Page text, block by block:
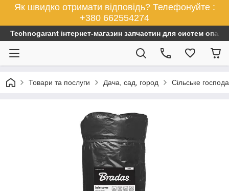
Як швидко отримати відповідь? Телефонуйте :
+380 662554274
Technogarant інтернет-магазин запчастин для систем
Товари та послуги Дача, сад, город Сільське